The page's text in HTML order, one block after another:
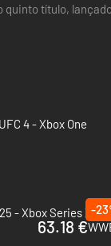
quinto título,
4 - Xbox One
- Xbox Series X|S
63.18 €
-